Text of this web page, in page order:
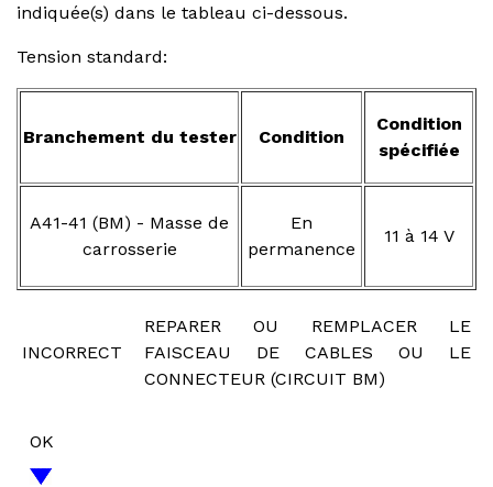
indiquée(s) dans le tableau ci-dessous.
Tension standard:
Branchement du tester Condition
Condition
spécifiée
A41-41 (BM) - Masse de
carrosserie
En
permanence
11 à 14 V
INCORRECT
REPARER OU REMPLACER LE
FAISCEAU DE CABLES OU LE
CONNECTEUR (CIRCUIT BM)
OK